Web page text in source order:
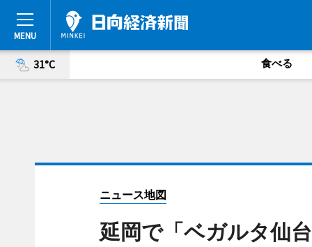
31°C 食べる
ニュース地図
延岡で「ベガルタ仙